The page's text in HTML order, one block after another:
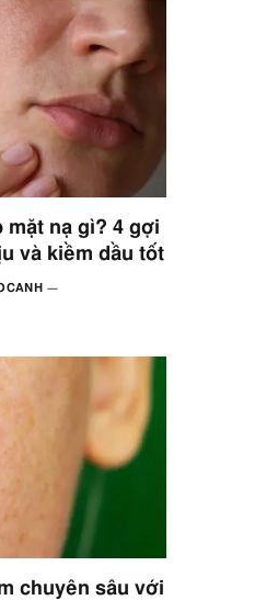
mặt nạ gì? 4 gợi
và kiềm dầu tốt
chuyên sâu với